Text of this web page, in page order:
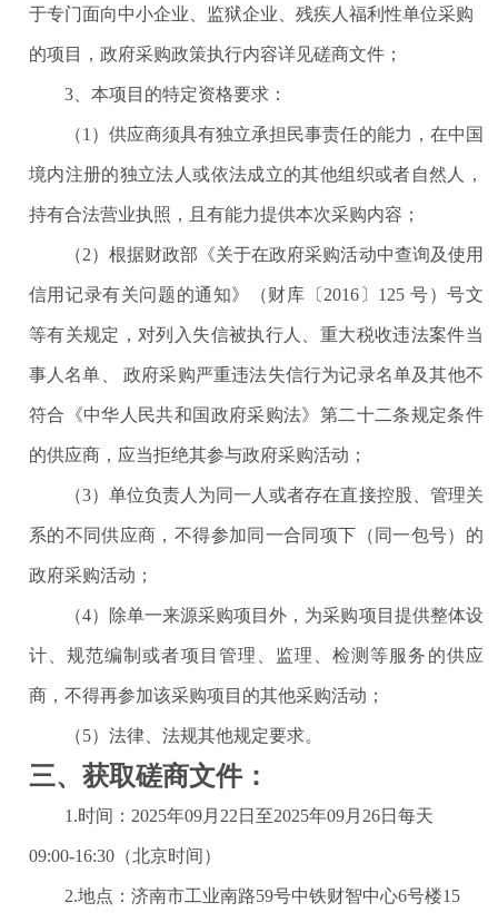
于专门面向中小企业、监狱企业、残疾人福利性单位采购
的项目，政府采购政策执行内容详见磋商文件；
3、本项目的特定资格要求：
（1）供应商须具有独立承担民事责任的能力，在中国
境内注册的独立法人或依法成立的其他组织或者自然人，
持有合法营业执照，且有能力提供本次采购内容；
（2）根据财政部《关于在政府采购活动中查询及使用
信用记录有关问题的通知》（财库〔2016〕125 号）号文
等有关规定，对列入失信被执行人、重大税收违法案件当
事人名单、 政府采购严重违法失信行为记录名单及其他不
符合《中华人民共和国政府采购法》第二十二条规定条件
的供应商，应当拒绝其参与政府采购活动；
（3）单位负责人为同一人或者存在直接控股、管理关
系的不同供应商，不得参加同一合同项下（同一包号）的
政府采购活动；
（4）除单一来源采购项目外，为采购项目提供整体设
计、规范编制或者项目管理、监理、检测等服务的供应
商，不得再参加该采购项目的其他采购活动；
（5）法律、法规其他规定要求。
三、获取磋商文件：
1.时间：2025年09月22日至2025年09月26日 每天
09:00-16:30（北京时间）
2.地点： 济南市工业南路59号中铁财智中心6号楼15